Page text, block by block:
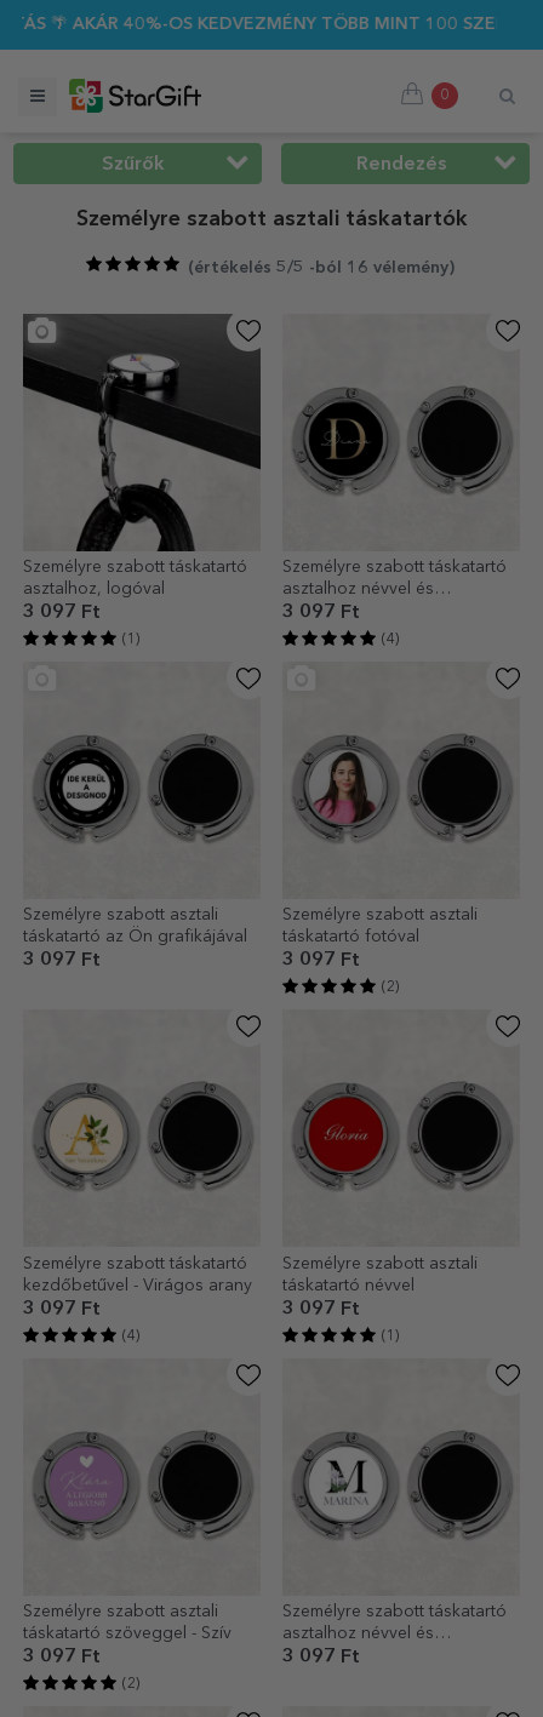
KEDVEZMÉNY TÖBB MINT 100 SZEMÉLYRE SZABOTT
0
Szűrők Rendezés
Személyre szabott asztali táskatartók
(értékelés 5/5 -ból 16 vélemény)
Személyre szabott táskatartó
asztalhoz, logóval
3 097 Ft
(1)
Személyre szabott táskatartó
asztalhoz névvel és
kezdőbetűvel - Arany
3 097 Ft
(4)
Személyre szabott asztali
táskatartó az Ön grafikájával
3 097 Ft
Személyre szabott asztali
táskatartó fotóval
3 097 Ft
(2)
Személyre szabott táskatartó
kezdőbetűvel - Virágos arany
3 097 Ft
(4)
Személyre szabott asztali
táskatartó névvel
3 097 Ft
(1)
Személyre szabott asztali
táskatartó szöveggel - Szív
3 097 Ft
(2)
Személyre szabott táskatartó
asztalhoz névvel és
kezdőbetűvel - Virágos
3 097 Ft